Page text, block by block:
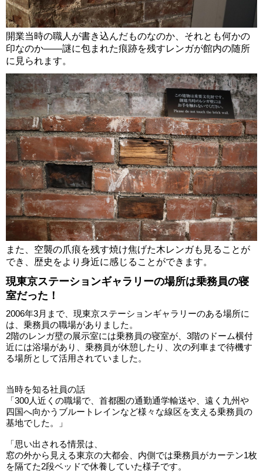
開業当時の職人が書き込んだものなのか、それとも何かの
印なのか――謎に包まれた痕跡を残すレンガが館内の随所
に見られます。
また、空襲の爪痕を残す焼け焦げた木レンガも見ることが
でき、歴史をより身近に感じることができます。
現東京ステーションギャラリーの場所は乗務員の寝
室だった！
2006年3月まで、現東京ステーションギャラリーのある場所に
は、乗務員の職場がありました。
2階のレンガ壁の展示室には乗務員の寝室が、3階のドーム横付
近には浴場があり、乗務員が休憩したり、次の列車まで待機す
る場所として活用されていました。
当時を知る社員の話
「300人近くの職場で、首都圏の通勤通学輸送や、遠く九州や
四国へ向かうブルートレインなど様々な線区を支える乗務員の
基地でした。」
「思い出される情景は、
窓の外から見える東京の大都会、内側では乗務員がカーテン1枚
を隔てた2段ベッドで休養していた様子です。